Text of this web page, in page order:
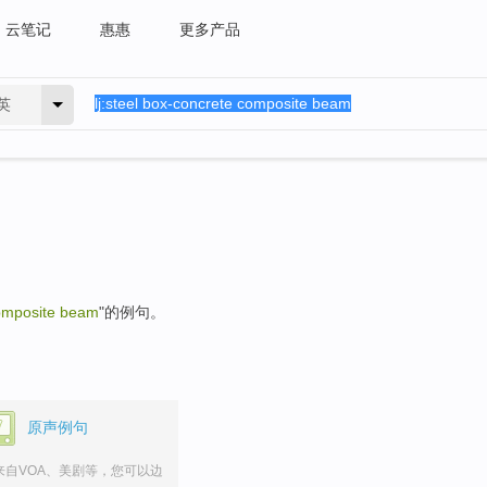
云笔记 惠惠 更多产品
beam"的例句。
原声例句
自VOA、美剧等，您可以边